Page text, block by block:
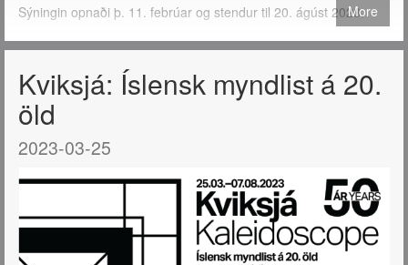
Sýningin opnaði þ. 11. febrúar og stendur til 20. ágúst 2023.
More
Kviksjá: Íslensk myndlist á 20.
öld
2023-03-25